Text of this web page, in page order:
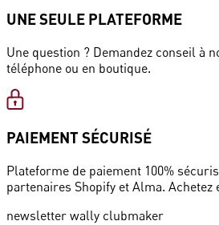
UNE SEULE PLATEFORME
Une question ? Demandez conseil à
téléphone ou en boutique.
PAIEMENT SÉCURISÉ
Plateforme de paiement 100%
partenaires Shopify et Alma. Achetez
newsletter wally clubmaker